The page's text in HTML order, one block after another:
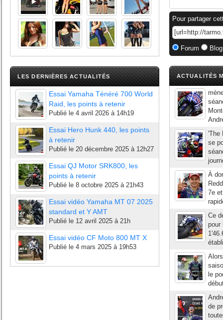
LES DERNIÈRES ACTUALITÉS
Essai Yamaha Ténéré 700 World
Raid, les points à retenir
Publié le 4 avril 2026 à 14h19
Essai Hero Hunk 440, les points
à retenir
Publié le 20 décembre 2025 à 12h27
Essai QJ Motor SRK800, les
points à retenir
Publié le 8 octobre 2025 à 21h43
Essai vidéo Yamaha MT 07 2025
standard et Y AMT
Publié le 12 avril 2025 à 21h
Essai vidéo CF Moto 800 MT X
Publié le 4 mars 2025 à 19h53
Pour partager
Forum
ACTUALITÉS
'The
se
À
7e
Ce
pour
le
de